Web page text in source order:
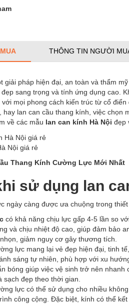
THÔNG TIN NGƯỜI
giải pháp hiện đại, an toàn và thẩm
sang trọng và tính ứng dụng cao.
mọi phong cách kiến trúc từ cổ
hay lan can cầu thang kính, việc chọn
về các mẫu lan can kính Hà Nội đẹp
Nội giá rẻ
Thang Kính Cường Lực Mới Nhất
sử dụng lan
ngày càng được ưa chuộng trong
có khả năng chịu lực gấp 4-5 lần so
và chịu nhiệt độ cao, giúp đảm bảo
giảm nguy cơ gây thương tích.
lực mang lại vẻ đẹp hiện đại, tinh
sáng tự nhiên, phù hợp với xu
bóng giúp việc vệ sinh trở nên
sạch đẹp theo thời gian.
lực có thể sử dụng cho nhiều
công cộng. Đặc biệt, kính có thể